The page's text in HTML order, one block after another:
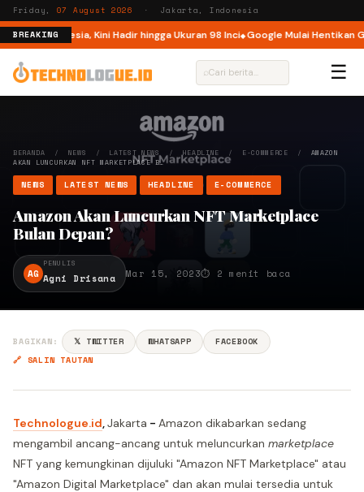
Friday, 07 August 2026 · Jakarta, Indonesia
BREAKING
di Indonesia, Kini Hadir hingga Ukuran 98 Inci Google Mulai Hentikan
⌕ ☰
BERANDA / NEWS / LATEST NEWS /HEADLINE / E-COMMERCE / AMAZON
AKAN LUNCURKAN NFT MARKETPLACE B…
NEWS LATEST NEWS HEADLINE E-COMMERCE
Amazon Akan Luncurkan NFT Marketplace
Bulan Depan?
AG
PENULIS
Agni Drisana Mar 15, 2023⏱ 2 menit baca
BAGIKAN: 𝕏 TWITTER WHATSAPP
FACEBOOK
🔗 SALIN TAUTAN
Technologue.id,Jakarta - Amazon dikabarkan sedang
mengambil ancang-ancang untuk meluncurkan marketplace
NFT yang kemungkinan dijuluki "Amazon NFT Marketplace" atau
"Amazon Digital Marketplace" dan akan mulai tersedia untuk